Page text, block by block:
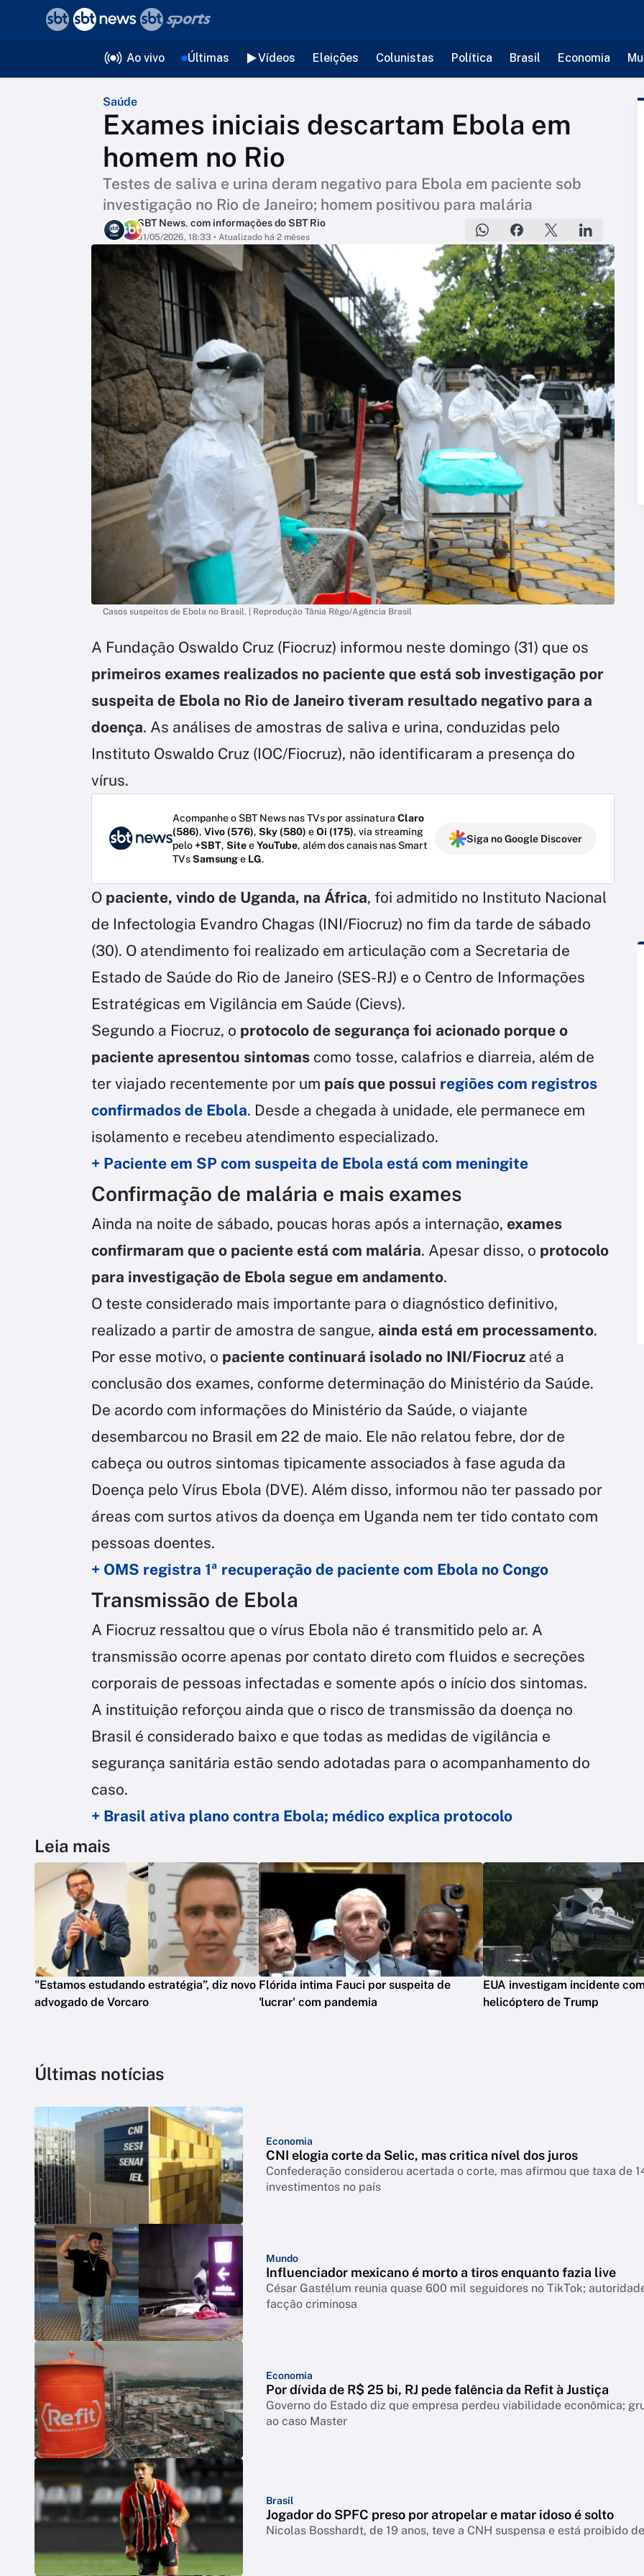
Ao vivo Últimas Vídeos Eleições Colunistas Política Brasil Economia
Saúde
Exames iniciais descartam Ebola em
homem no Rio
Testes de saliva e urina deram negativo para Ebola em paciente sob
investigação no Rio de Janeiro; homem positivou para malária
SBT News, com informações do SBT Rio
31/05/2026, 18:33 • Atualizado há 2 mêses
Casos suspeitos de Ebola no Brasil. | Reprodução Tânia Rêgo/Agência Brasil
A Fundação Oswaldo Cruz (Fiocruz) informou neste domingo (31) que os
primeiros exames realizados no paciente que está sob investigação por
suspeita de Ebola no Rio de Janeiro tiveram resultado negativo para a
doença. As análises de amostras de saliva e urina, conduzidas pelo
Instituto Oswaldo Cruz (IOC/Fiocruz), não identificaram a presença do
vírus.
Acompanhe o SBT News nas TVs por assinatura Claro
(586), Vivo (576), Sky (580) eOi (175), via streaming
pelo+SBT, SiteeYouTube, além dos canais nas Smart
TVsSamsunge LG.
Siga no Google Discover
O paciente, vindo de Uganda, na África, foi admitido no Instituto Nacional
de Infectologia Evandro Chagas (INI/Fiocruz) no fim da tarde de sábado
(30). O atendimento foi realizado em articulação com a Secretaria de
Estado de Saúde do Rio de Janeiro (SES-RJ) e o Centro de Informações
Estratégicas em Vigilância em Saúde (Cievs).
Segundo a Fiocruz, o protocolo de segurança foi acionado porque o
paciente apresentou sintomas como tosse, calafrios e diarreia, além de
ter viajado recentemente por um país que possui regiões com registros
confirmados de Ebola. Desde a chegada à unidade, ele permanece em
isolamento e recebeu atendimento especializado.
+ Paciente em SP com suspeita de Ebola está com meningite
Confirmação de malária e mais exames
Ainda na noite de sábado, poucas horas após a internação, exames
confirmaram que o paciente está com malária. Apesar disso, o protocolo
para investigação de Ebola segue em andamento.
O teste considerado mais importante para o diagnóstico definitivo,
realizado a partir de amostra de sangue, ainda está em processamento.
Por esse motivo, o paciente continuará isolado no INI/Fiocruz até a
conclusão dos exames, conforme determinação do Ministério da Saúde.
De acordo com informações do Ministério da Saúde, o viajante
desembarcou no Brasil em 22 de maio. Ele não relatou febre, dor de
cabeça ou outros sintomas tipicamente associados à fase aguda da
Doença pelo Vírus Ebola (DVE). Além disso, informou não ter passado por
áreas com surtos ativos da doença em Uganda nem ter tido contato com
pessoas doentes.
+ OMS registra 1ª recuperação de paciente com Ebola no Congo
Transmissão de Ebola
A Fiocruz ressaltou que o vírus Ebola não é transmitido pelo ar. A
transmissão ocorre apenas por contato direto com fluidos e secreções
corporais de pessoas infectadas e somente após o início dos sintomas.
A instituição reforçou ainda que o risco de transmissão da doença no
Brasil é considerado baixo e que todas as medidas de vigilância e
segurança sanitária estão sendo adotadas para o acompanhamento do
caso.
+ Brasil ativa plano contra Ebola; médico explica protocolo
Leia mais
"Estamos estudando estratégia”, diz novo
advogado de Vorcaro
Flórida intima Fauci por suspeita de
'lucrar' com pandemia
EUA investigam incidente
helicóptero de Trump
Últimas notícias
Economia
CNI elogia corte da Selic, mas critica nível dos juros
Confederação considerou acertada o corte, mas afirmou que taxa de 14% continua pressionando empresas,
investimentos no país
Mundo
Influenciador mexicano é morto a tiros enquanto fazia live
César Gastélum reunia quase 600 mil seguidores no TikTok;
facção criminosa
Economia
Por dívida de R$ 25 bi, RJ pede falência da Refit à Justiça
Governo do Estado diz que empresa perdeu viabilidade econômica;
ao caso Master
Brasil
Jogador do SPFC preso por atropelar e matar idoso é solto
Nicolas Bosshardt, de 19 anos, teve a CNH suspensa e está proibido
voltar
Editorias